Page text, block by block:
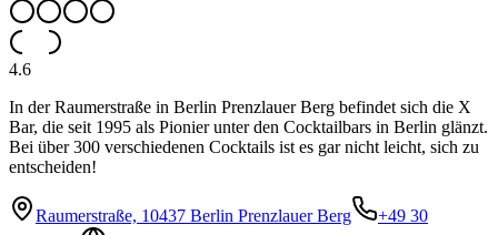
4.6
In der Raumerstraße in Berlin Prenzlauer Berg befindet sich die X
Bar, die seit 1995 als Pionier unter den Cocktailbars in Berlin glänzt.
Bei über 300 verschiedenen Cocktails ist es gar nicht leicht, sich zu
entscheiden!
Raumerstraße, 10437 Berlin Prenzlauer Berg
+49 30